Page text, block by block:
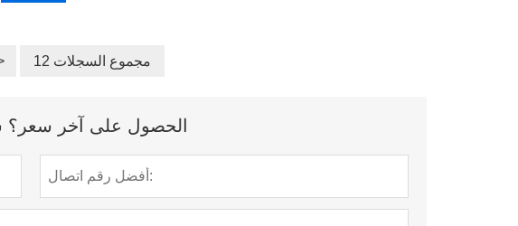
12 مجموع السجلات
الحصول على آخر سعر؟